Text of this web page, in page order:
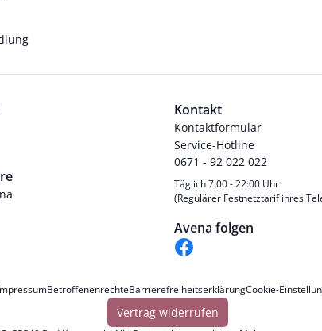
Kontakt
Kontaktformular
Service-Hotline
0671 - 92 022 022
Täglich 7:00 - 22:00 Uhr
(Regulärer Festnetztarif ihres
Avena folgen
BetroffenenrechteBarrierefreiheitserklärungCookie-
Vertrag widerrufen